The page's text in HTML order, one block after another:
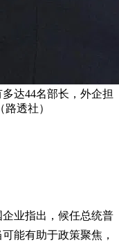
达44名部长，外企担
透社）
企业指出，候任总统普
能有助于政策聚焦，